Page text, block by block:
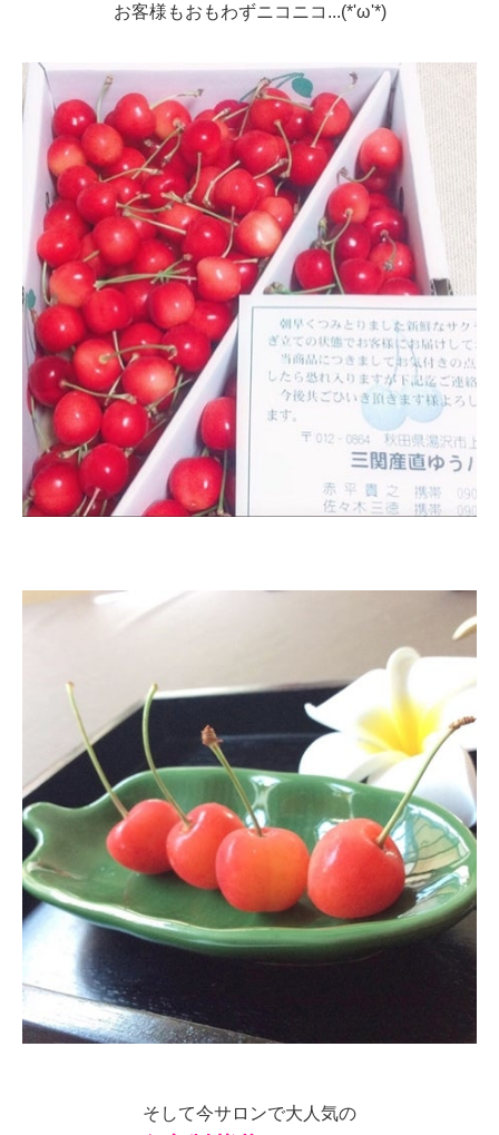
お客様もおもわずニコニコ...(*'ω'*)
そして今サロンで大人気の